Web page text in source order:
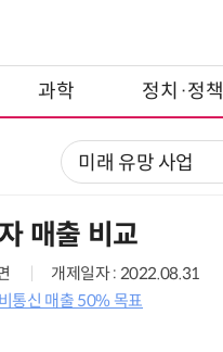
과학 정치·정책
매출 비교
개제일자 : 2022.08.31
통신 매출 50% 목표